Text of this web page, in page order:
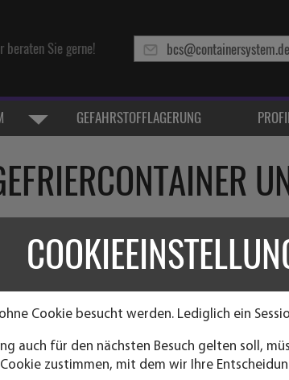
Cookie besucht werden. Lediglich ein
auch für den nächsten Besuch gelten soll,
zustimmen, mit dem wir Ihre
beraten Sie gerne! bcs@containersystem.de
GEFAHRSTOFFLAGERUNG
und 40 Fuss Länge
bezeichnet. Unter der Bezeichnung
Kühlaggregat, sondern verfügen lediglich
produziert und steht bestenfalls als
Kühlcontainer mit ausgebautem